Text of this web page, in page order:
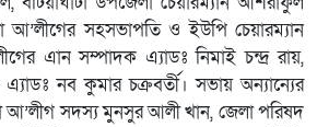
সহসভাপতি ও ইউপি চেয়ারম্যান
এান সম্পাদক এ্যাডঃ নিমাই চন্দ্র রায়,
নব কুমার চক্রবর্তী। সভায় অন্যান্যের
আ’লীগ সদস্য মুনসুর আলী খান, জেলা পরিষদ